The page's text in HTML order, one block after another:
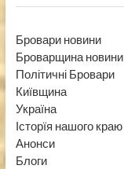
Бровари новини
Броварщина новини
Політичні Бровари
Київщина
Україна
Історїя нашого краю
Анонси
Блоги